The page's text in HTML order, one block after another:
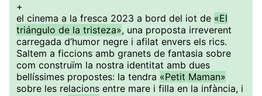
+
el cinema a la fresca 2023 a bord del iot de «El
triángulo de la tristeza», una proposta irreverent
carregada d’humor negre i afilat envers els rics.
Saltem a ficcions amb granets de fantasia sobre
com construïm la nostra identitat amb dues
bellíssimes propostes: la tendra «Petit Maman»
sobre les relacions entre mare i filla en la infància, i